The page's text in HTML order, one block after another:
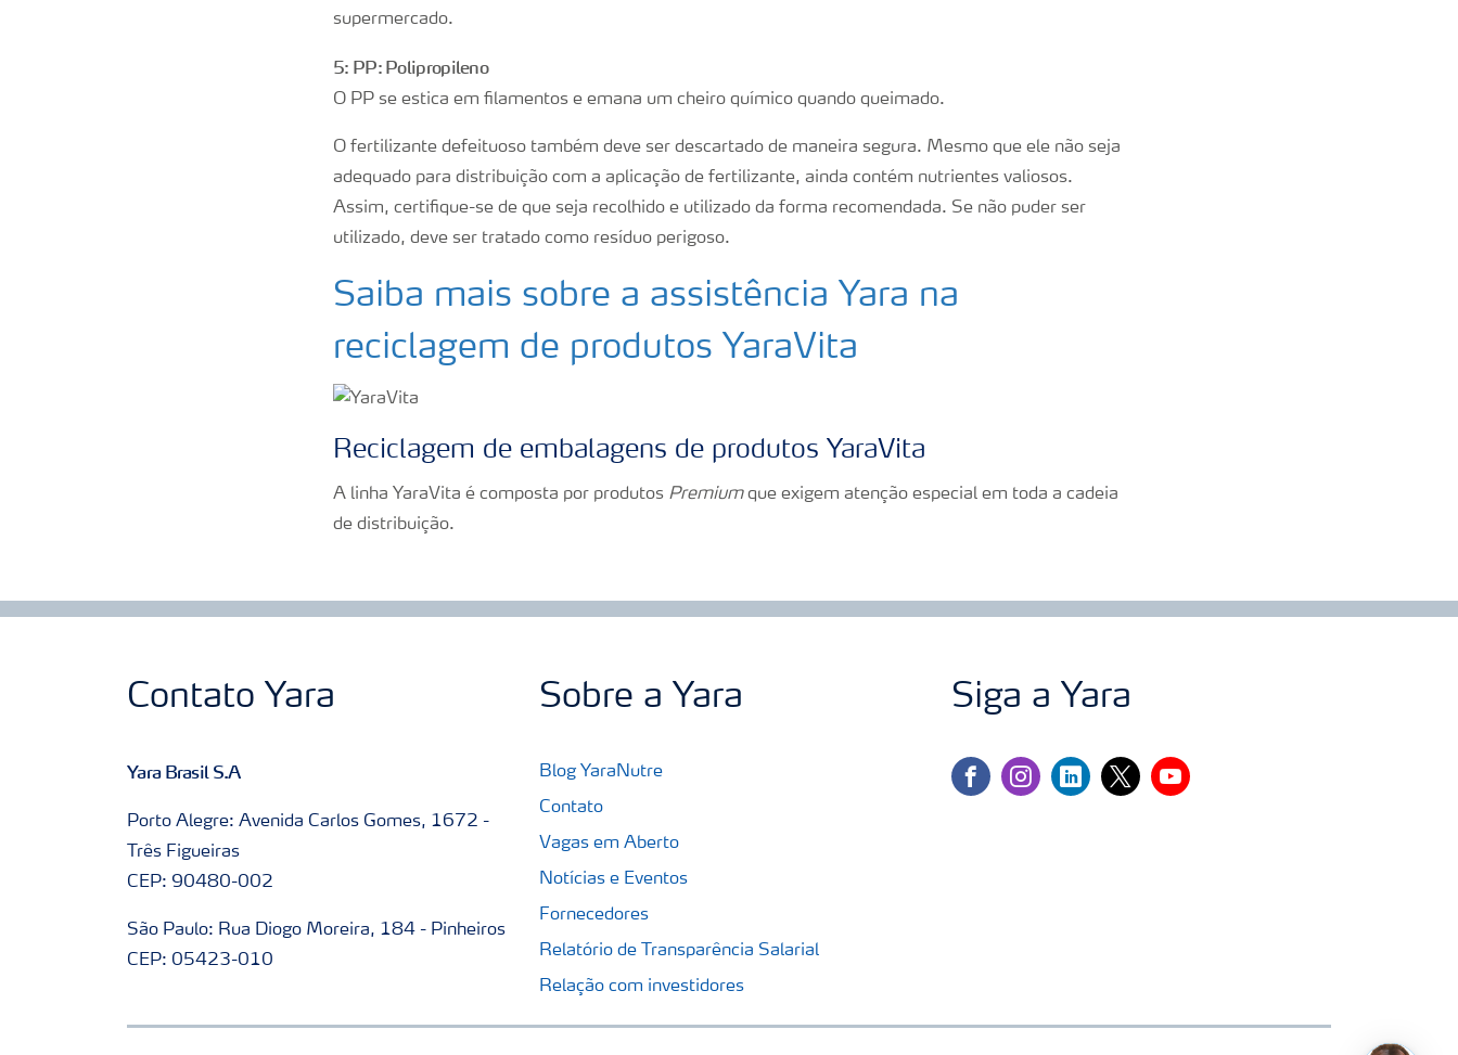
supermercado.
5: PP: Polipropileno
O PP se estica em filamentos e emana um cheiro químico quando queimado.
O fertilizante defeituoso também deve ser descartado de maneira segura. Mesmo que ele não seja
adequado para distribuição com a aplicação de fertilizante, ainda contém nutrientes valiosos.
Assim, certifique-se de que seja recolhido e utilizado da forma recomendada. Se não puder ser
utilizado, deve ser tratado como resíduo perigoso.
Saiba mais sobre a assistência Yara na
reciclagem de produtos YaraVita
Reciclagem de embalagens de produtos YaraVita
A linha YaraVita é composta por produtos Premiumque exigem atenção especial em toda a cadeia
de distribuição.
Contato Yara
Yara Brasil S.A
Porto Alegre: Avenida Carlos Gomes, 1672 -
Três Figueiras
CEP: 90480-002
São Paulo: Rua Diogo Moreira, 184 - Pinheiros
CEP: 05423-010
Sobre a Yara
Blog YaraNutre
Contato
Vagas em Aberto
Notícias e Eventos
Fornecedores
Relatório de Transparência Salarial
Relação com investidores
Siga a Yara
facebookinstagramlinkedintwitteryoutube